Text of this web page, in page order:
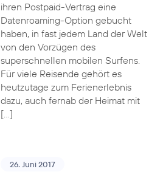
ihren Postpaid-Vertrag eine
Datenroaming-Option gebucht
haben, in fast jedem Land der Welt
von den Vorzügen des
superschnellen mobilen Surfens.
Für viele Reisende gehört es
heutzutage zum Ferienerlebnis
dazu, auch fernab der Heimat mit
[…]
26. Juni 2017